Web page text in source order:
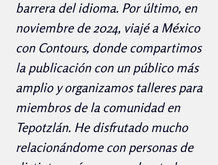
barrera del idioma. Por último, en
noviembre de 2024, viajé a México
con Contours, donde compartimos
la publicación con un público más
amplio y organizamos talleres para
miembros de la comunidad en
Tepotzlán. He disfrutado mucho
relacionándome con personas de